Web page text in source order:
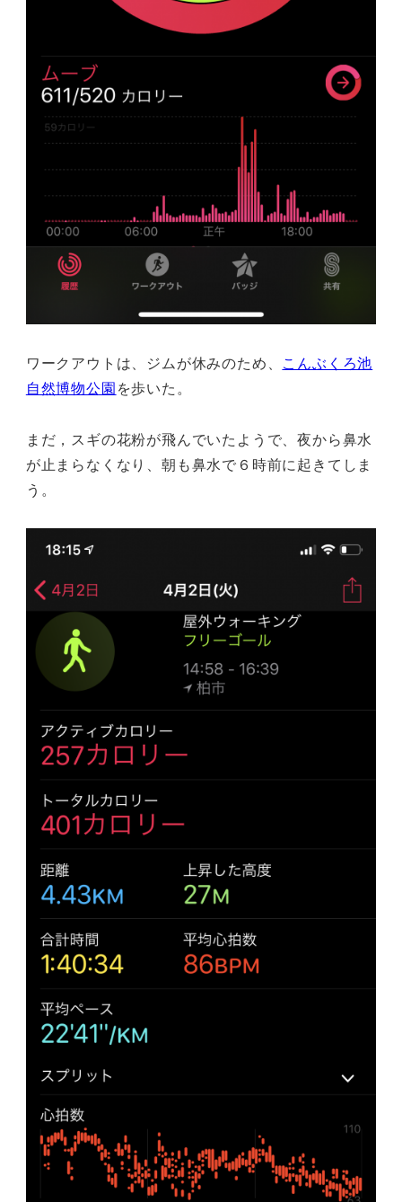
ワークアウトは、ジムが休みのため、 こんぶくろ池
自然博物公園を歩いた。
まだ，スギの花粉が飛んでいたようで、夜から鼻水
が止まらなくなり、朝も鼻水で６時前に起きてしま
う。